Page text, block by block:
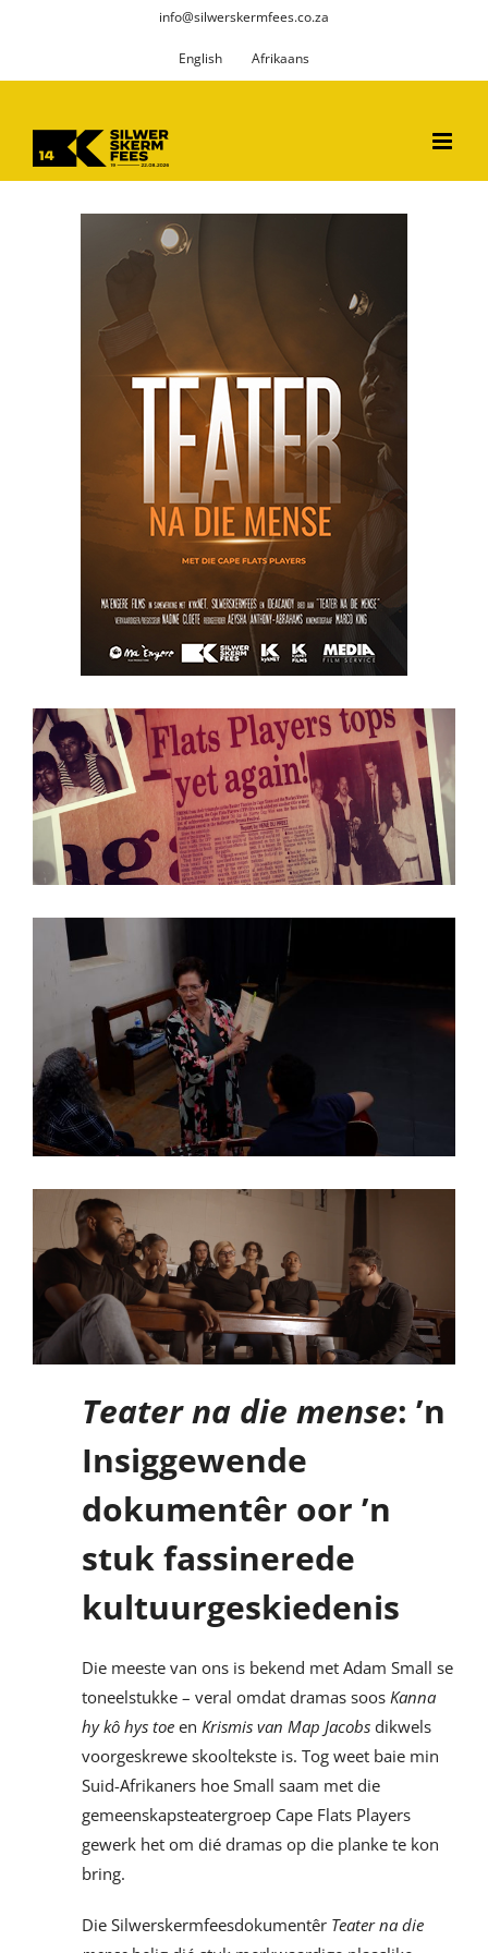
info@silwerskermfees.co.za
English Afrikaans
Teater na die mense: ’n
Insiggewende
dokumentêr oor ’n
stuk fassinerede
kultuurgeskiedenis
Die meeste van ons is bekend met Adam Small se
toneelstukke – veral omdat dramas soos Kanna
hy kô hys toe en Krismis van Map Jacobsdikwels
voorgeskrewe skooltekste is. Tog weet baie min
Suid-Afrikaners hoe Small saam met die
gemeenskapsteatergroep Cape Flats Players
gewerk het om dié dramas op die planke te kon
bring.
Die Silwerskermfeesdokumentêr Teater na die